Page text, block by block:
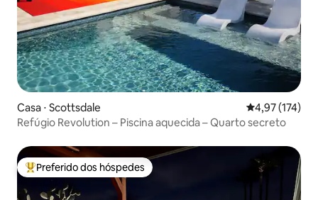
Casa ⋅ Scottsdale 4,97 de uma
4,97 (174)
Refúgio Revolution – Piscina aquecida – Quarto secreto
Entre os melhores preferidos dos hóspedes
Preferido dos hóspedes